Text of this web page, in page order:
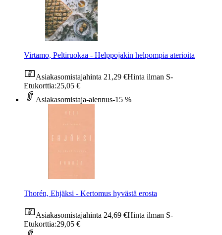
Virtamo, Peltiruokaa - Helppojakin helpompia aterioita
Asiakasomistajahinta 21,29 €Hinta ilman S-
Etukorttia:25,05 €
Asiakasomistaja-alennus-15 %
Thorén, Ehjäksi - Kertomus hyvästä erosta
Asiakasomistajahinta 24,69 €Hinta ilman S-
Etukorttia:29,05 €